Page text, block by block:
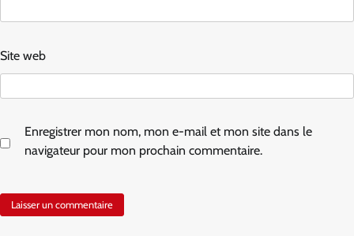
Site web
Enregistrer mon nom, mon e-mail et mon site dans le
navigateur pour mon prochain commentaire.